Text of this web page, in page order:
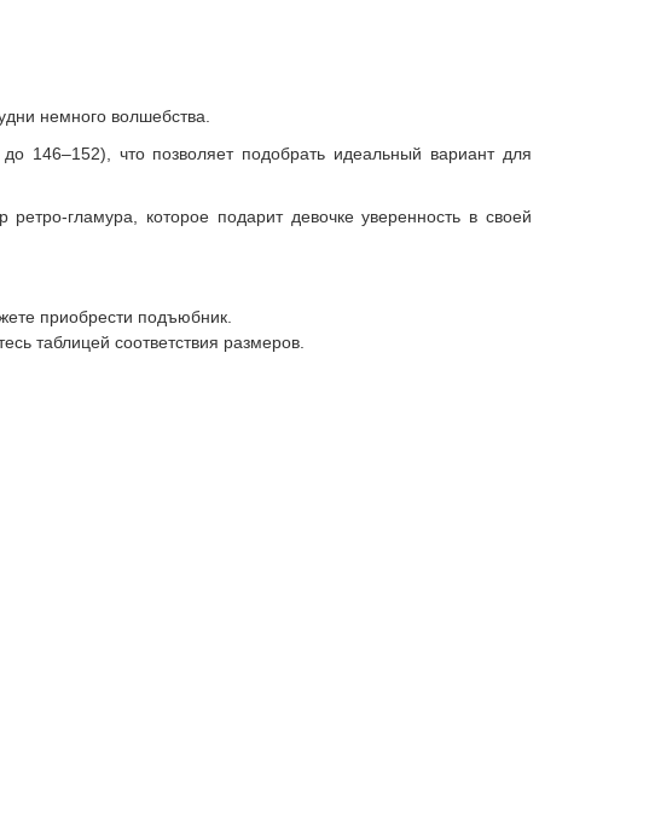
немного волшебства.
146–152), что позволяет подобрать идеальный вариант для
гламура, которое подарит девочке уверенность в своей
приобрести подъюбник.
таблицей соответствия размеров.